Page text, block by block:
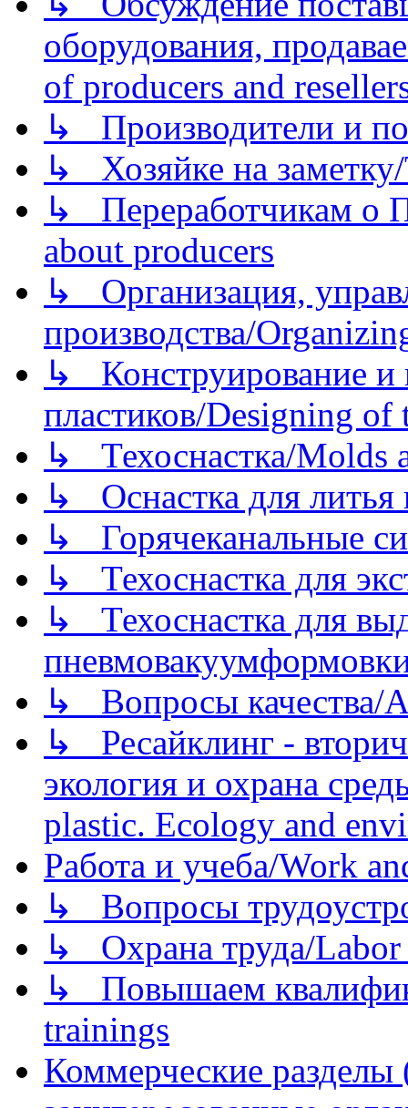
оборудования,
of producers and
↳ Производители и
↳ Хозяйке на
↳ Переработчикам о
about producers
↳ Организация,
производства/
↳ Конструирование и
пластиков/Designing of
↳ Техоснастка/Molds
↳ Оснастка для литья
↳ Горячеканальные
↳ Техоснастка для
↳ Техоснастка для
↳ Вопросы качества/
↳ Ресайклинг -
экология и охрана
plastic. Ecology and
Работа и учеба/Work
↳ Вопросы
↳ Охрана труда/Labor
↳ Повышаем
trainings
Коммерческие